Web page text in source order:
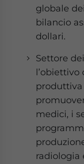
globale
bilancio
dollari.
Settore
l’obiettivo
medici, i
radiologia